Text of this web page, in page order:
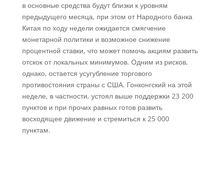
в основные средства будут близки к уровням
предыдущего месяца, при этом от Народного банка
Китая по ходу недели ожидается смягчение
монетарной политики и возможное снижение
процентной ставки, что может помочь акциям развить
отскок от локальных минимумов. Одним из рисков,
однако, остается усугубление торгового
противостояния страны с США. Гонконгский на этой
неделе, в частности, устоял выше поддержки 23 200
пунктов и при прочих равных готов развить
восходящее движение и стремиться к 25 000
пунктам.